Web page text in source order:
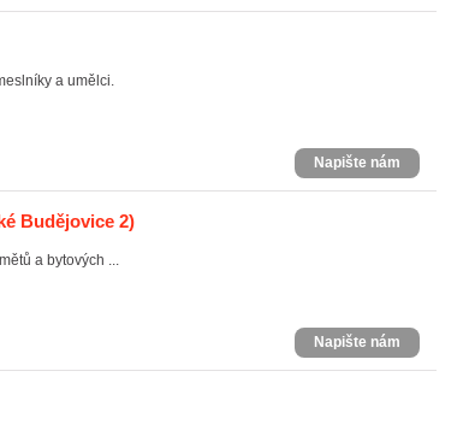
a umělci.
Napište nám
Budějovice 2)
a bytových ...
Napište nám